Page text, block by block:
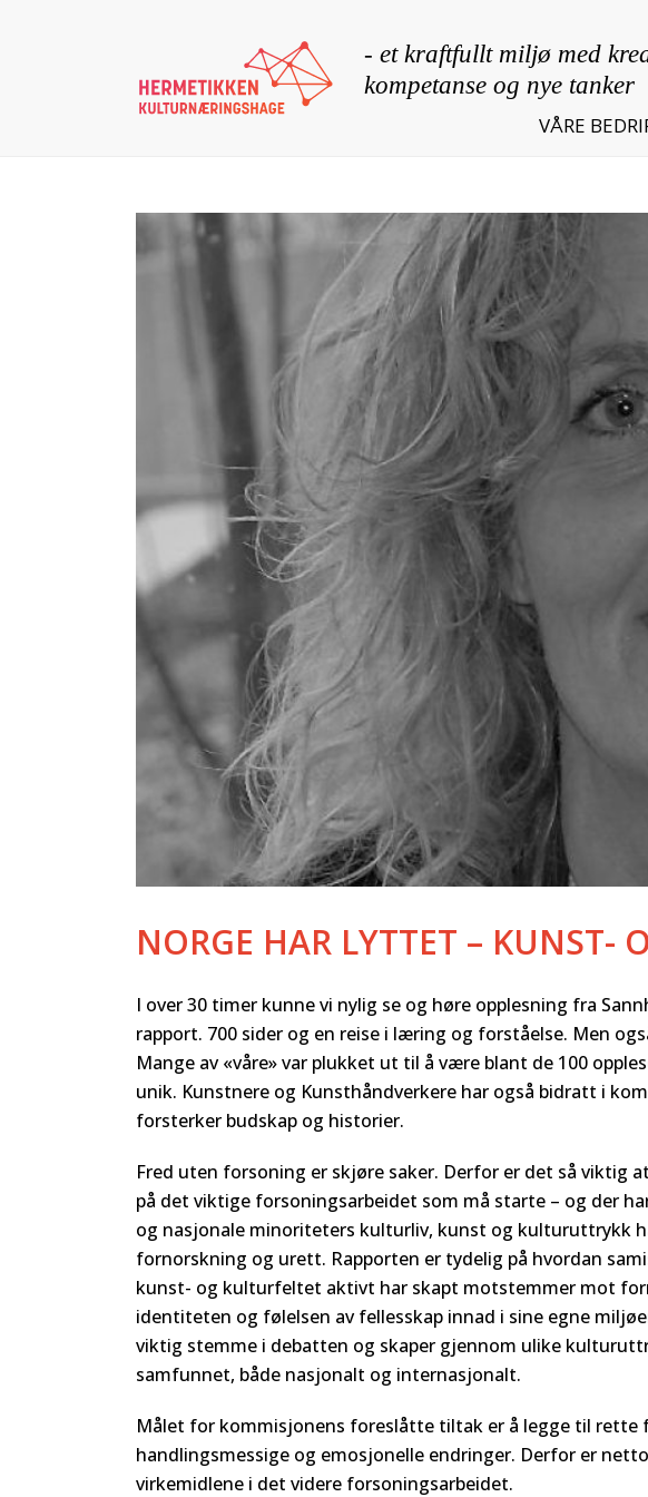
VÅRE
NORGE HAR LYTTET – KUNST-
I over 30 timer kunne vi nylig se og høre opplesning fra
rapport. 700 sider og en reise i læring og forståelse. Men
Mange av «våre» var plukket ut til å være blant de 100
unik. Kunstnere og Kunsthåndverkere har også bidratt i
forsterker budskap og historier.
Fred uten forsoning er skjøre saker. Derfor er det så viktig
på det viktige forsoningsarbeidet som må starte – og der
og nasjonale minoriteters kulturliv, kunst og kulturuttrykk
fornorskning og urett. Rapporten er tydelig på hvordan
kunst- og kulturfeltet aktivt har skapt motstemmer mot
identiteten og følelsen av fellesskap innad i sine egne
viktig stemme i debatten og skaper gjennom ulike
samfunnet, både nasjonalt og internasjonalt.
Målet for kommisjonens foreslåtte tiltak er å legge til rette
handlingsmessige og emosjonelle endringer. Derfor er
virkemidlene i det videre forsoningsarbeidet.